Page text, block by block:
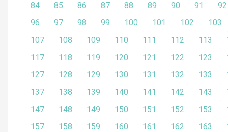
84
85 86 87 88 89 90 91
92
96
97 98 99 100 101 102
103
107
108 109 110 111 112 113
117
118 119 120 121 122 123
127
128 129 130 131 132 133
137
138 139 140 141 142 143
147
148 149 150 151 152 153
157
158 159 160 161 162 163